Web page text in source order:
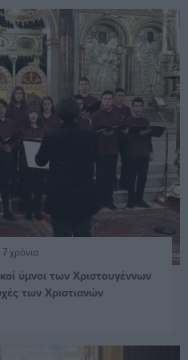
χρόνια
ύμνοι των Χριστουγέννων
των Χριστιανών